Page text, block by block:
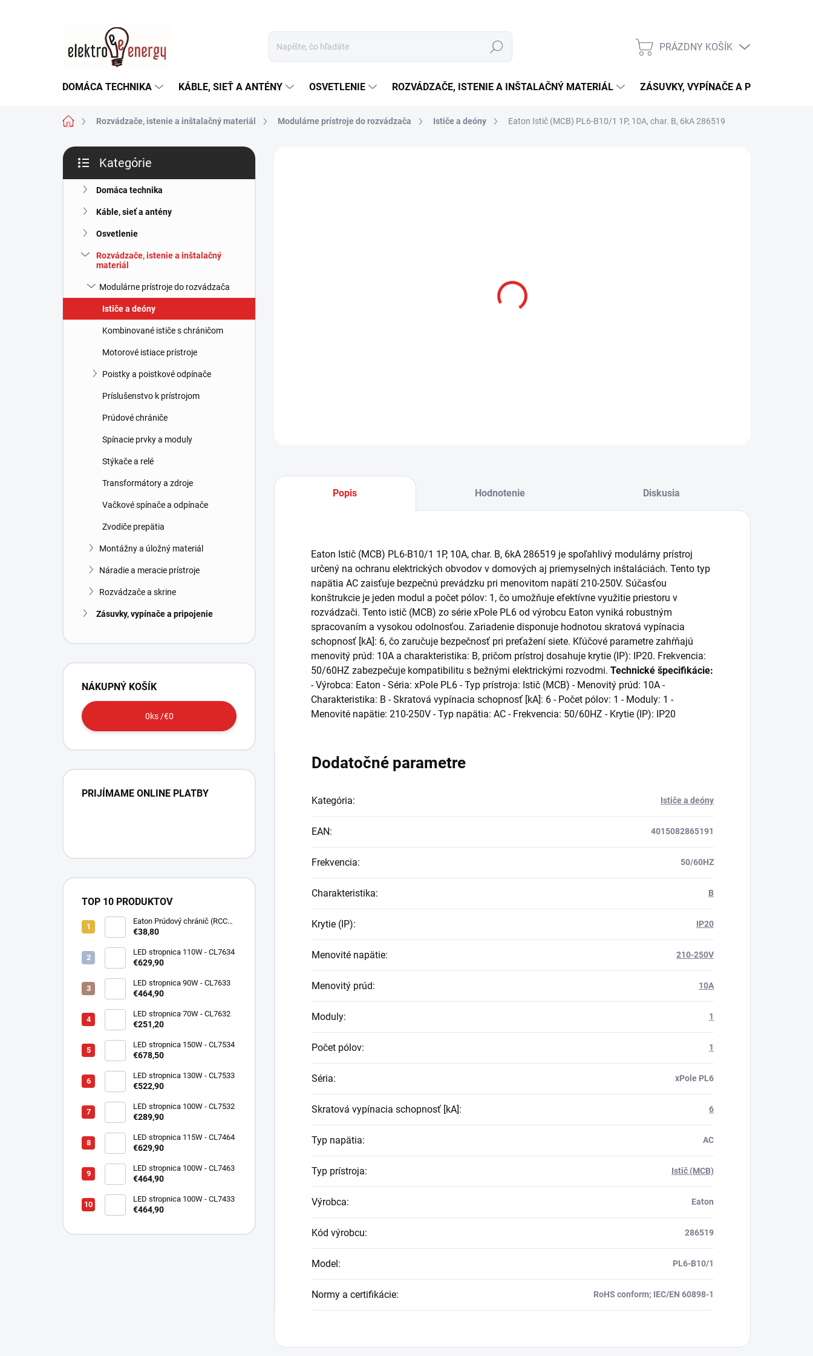
Hľadať
NÁKUPNÝ
PRÁZDNY KOŠÍK
DOMÁCA TECHNIKA KÁBLE, SIEŤ A ANTÉNY OSVETLENIE ROZVÁDZAČE, ISTENIE A INŠTALAČNÝ MATERIÁL ZÁSUVKY, VYPÍNAČE A PRIPOJENIE
DomovRozvádzače, istenie a inštalačný materiál Modulárne prístroje do rozvádzača Ističe a deóny Eaton Istič (MCB) PL6-B10/1 1P, 10A, char. B, 6kA 286519
B
č
kategórie
Kategórie
Domáca technika
Káble, sieť a antény
Osvetlenie
Rozvádzače, istenie a inštalačný
materiál
Modulárne prístroje do rozvádzača
Ističe a deóny
Kombinované ističe s chráničom
Motorové istiace prístroje
Poistky a poistkové odpínače
Príslušenstvo k prístrojom
Prúdové chrániče
Spínacie prvky a moduly
Stýkače a relé
Transformátory a zdroje
Vačkové spínače a odpínače
Zvodiče prepätia
Montážny a úložný materiál
Náradie a meracie prístroje
Rozvádzače a skrine
Zásuvky, vypínače a pripojenie
NÁKUPNÝ KOŠÍK
0ks /€0
PRIJÍMAME ONLINE PLATBY
TOP 10 PRODUKTOV
Eaton Prúdový chránič (RCCB)
PF7-25/2/003-DE 2P, 25A,
263577
€38,80
LED stropnica 110W - CL7634
€629,90
LED stropnica 90W - CL7633
€464,90
LED stropnica 70W - CL7632
€251,20
LED stropnica 150W - CL7534
€678,50
LED stropnica 130W - CL7533
€522,90
LED stropnica 100W - CL7532
€289,90
LED stropnica 115W - CL7464
€629,90
LED stropnica 100W - CL7463
€464,90
LED stropnica 100W - CL7433
€464,90
Popis Hodnotenie Diskusia
Eaton Istič (MCB) PL6-B10/1 1P, 10A, char. B, 6kA 286519 je spoľahlivý modulárny prístroj
určený na ochranu elektrických obvodov v domových aj priemyselných inštaláciách. Tento typ
napätia AC zaisťuje bezpečnú prevádzku pri menovitom napätí 210-250V. Súčasťou
konštrukcie je jeden modul a počet pólov: 1, čo umožňuje efektívne využitie priestoru v
rozvádzači. Tento istič (MCB) zo série xPole PL6 od výrobcu Eaton vyniká robustným
spracovaním a vysokou odolnosťou. Zariadenie disponuje hodnotou skratová vypínacia
schopnosť [kA]: 6, čo zaručuje bezpečnosť pri preťažení siete. Kľúčové parametre zahŕňajú
menovitý prúd: 10A a charakteristika: B, pričom prístroj dosahuje krytie (IP): IP20. Frekvencia:
50/60HZ zabezpečuje kompatibilitu s bežnými elektrickými rozvodmi. Technické špecifikácie:
- Výrobca: Eaton - Séria: xPole PL6 - Typ prístroja: Istič (MCB) - Menovitý prúd: 10A -
Charakteristika: B - Skratová vypínacia schopnosť [kA]: 6 - Počet pólov: 1 - Moduly: 1 -
Menovité napätie: 210-250V - Typ napätia: AC - Frekvencia: 50/60HZ - Krytie (IP): IP20
Dodatočné parametre
Kategória: Ističe a deóny
EAN: 4015082865191
Frekvencia: 50/60HZ
Charakteristika: B
Krytie (IP): IP20
Menovité napätie: 210-250V
Menovitý prúd: 10A
Moduly: 1
Počet pólov: 1
Séria: xPole PL6
Skratová vypínacia schopnosť [kA]: 6
Typ napätia: AC
Typ prístroja: Istič (MCB)
Výrobca: Eaton
Kód výrobcu: 286519
Model: PL6-B10/1
Normy a certifikácie: RoHS conform; IEC/EN 60898-1